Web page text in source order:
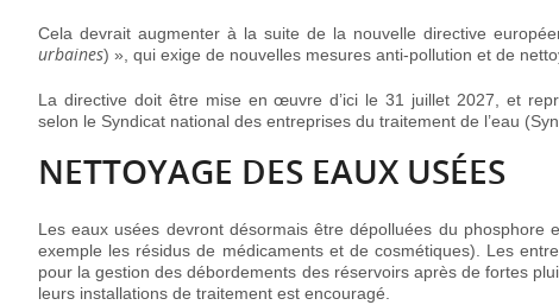
Cela devrait augmenter à la suite de la nouvelle directive
urbaines) », qui exige de nouvelles mesures anti-pollution et de
La directive doit être mise en œuvre d’ici le 31 juillet 2027, et
selon le Syndicat national des entreprises du traitement de l’eau
NETTOYAGE DES EAUX USÉES
Les eaux usées devront désormais être dépolluées du phosphore
exemple les résidus de médicaments et de cosmétiques). Les
pour la gestion des débordements des réservoirs après de fortes
leurs installations de traitement est encouragé.